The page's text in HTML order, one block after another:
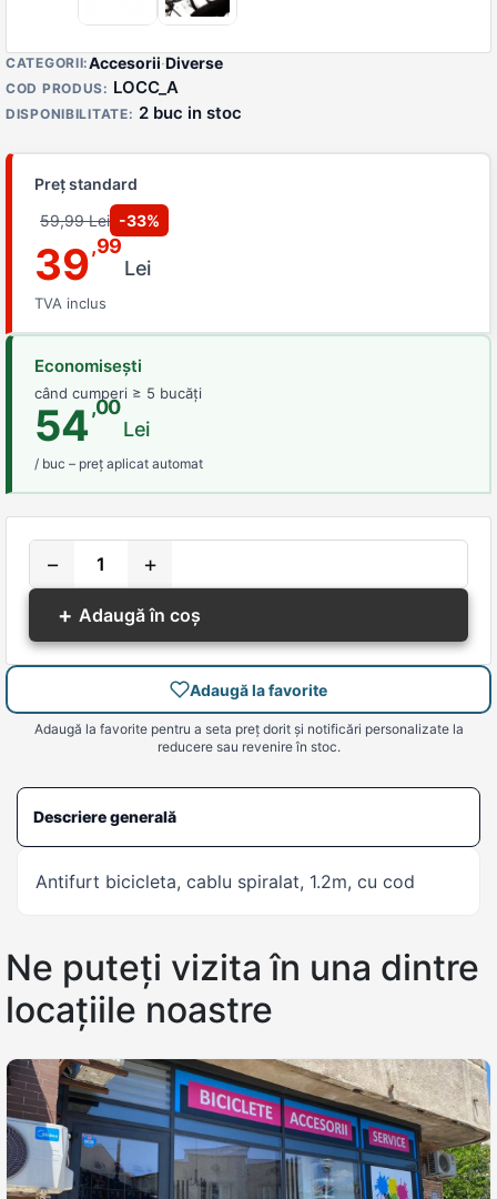
Detalii produs
CATEGORII:Accesorii·Diverse
COD PRODUS: LOCC_A
DISPONIBILITATE: 2 buc in stoc
Preț standard
59,99 Lei -33%
39,99
Lei
TVA inclus
Economisești
când cumperi ≥ 5 bucăți
54,00
Lei
/ buc – preț aplicat automat
−
+
+ Adaugă în coș
Adaugă la favorite
Adaugă la favorite pentru a seta preț dorit și notificări personalizate la
reducere sau revenire în stoc.
Descriere generală
Antifurt bicicleta, cablu spiralat, 1.2m, cu cod
Ne puteți vizita în una dintre
locațiile noastre